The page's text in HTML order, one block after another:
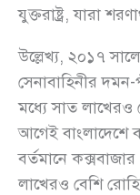
যুক্তরাষ্ট্র, যারা
উল্লেখ্য, ২০১৭
সেনাবাহিনীর
মধ্যে সাত লাখেরও
আগেই বাংলাদেশে
বর্তমানে
লাখেরও বেশি